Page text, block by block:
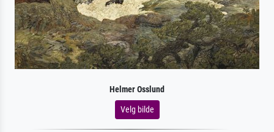
Helmer Osslund
Velg bilde